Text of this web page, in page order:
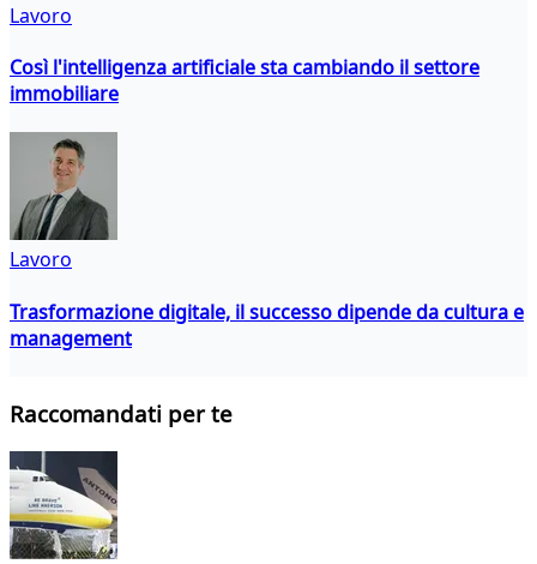
Lavoro
Così l'intelligenza artificiale sta cambiando il settore
immobiliare
Lavoro
Trasformazione digitale, il successo dipende da cultura e
management
Raccomandati per te